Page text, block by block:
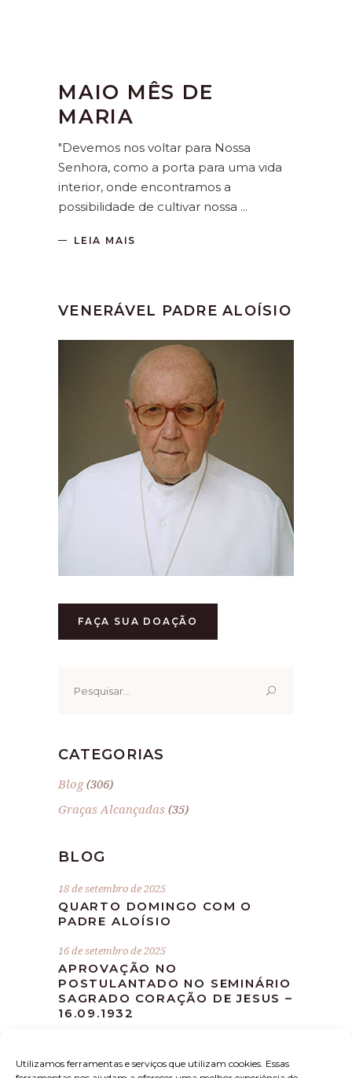
Utilizamos ferramentas e serviços que utilizam cookies. Essas
MAIO MÊS DE
MARIA
"Devemos nos voltar para Nossa
Senhora, como a porta para uma vida
interior, onde encontramos a
possibilidade de cultivar nossa
LEIA MAIS
VENERÁVEL PADRE ALOÍSIO
FAÇA SUA DOAÇÃO
por:
CATEGORIAS
Blog(306)
Graças Alcançadas (35)
BLOG
18 de setembro de 2025
QUARTO DOMINGO COM O
PADRE ALOÍSIO
16 de setembro de 2025
APROVAÇÃO NO
POSTULANTADO NO SEMINÁRIO
SAGRADO CORAÇÃO DE JESUS –
16.09.1932
MISSA DEVOCIONAL MÊS DE